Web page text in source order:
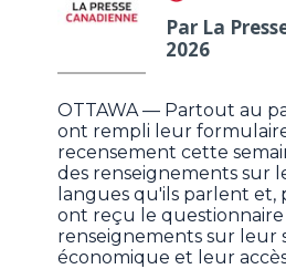
Par La
2026
OTTAWA — Partout au
ont rempli leur
recensement cette
des renseignements sur
langues qu'ils parlent et,
ont reçu le questionnaire
renseignements sur leur
économique et leur